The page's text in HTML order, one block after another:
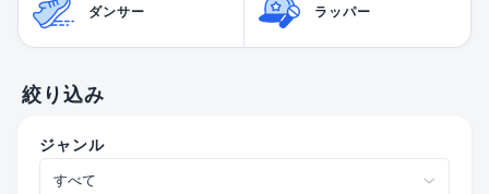
ダンサー ラッパー
絞り込み
ジャンル